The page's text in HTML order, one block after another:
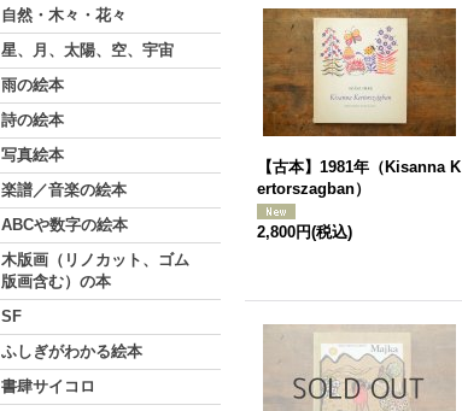
自然・木々・花々
星、月、太陽、空、宇宙
雨の絵本
詩の絵本
写真絵本
楽譜／音楽の絵本
ABCや数字の絵本
木版画（リノカット、ゴム
版画含む）の本
SF
ふしぎがわかる絵本
書肆サイコロ
【古本】1981年（Kisanna K
ertorszagban）
2,800円(税込)